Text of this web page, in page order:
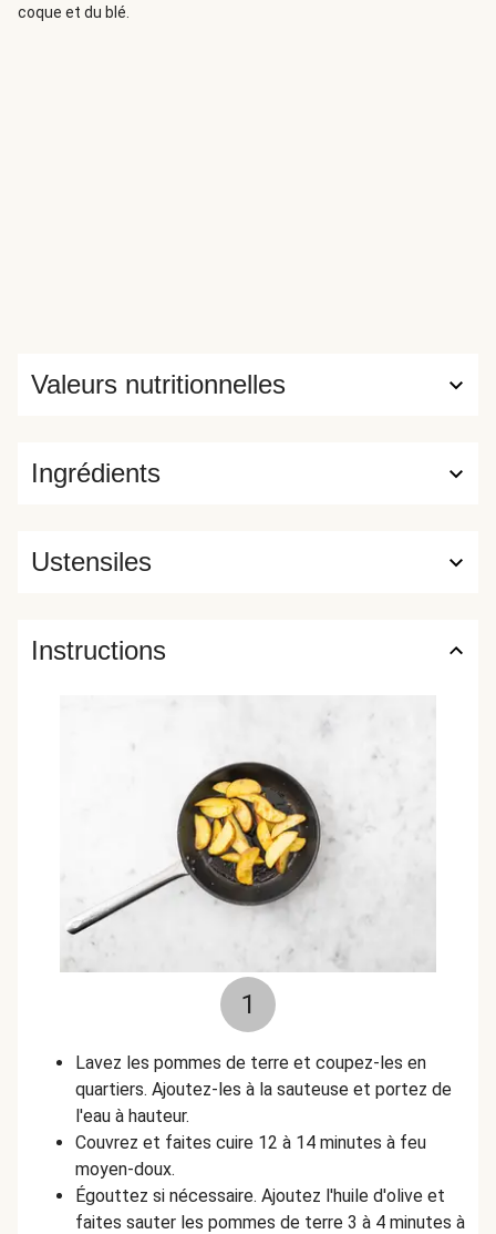
coque et du blé.
Ingrédients
Valeurs nutritionnelles
Ustensiles
Instructions
1
Lavez les pommes de terre et coupez-les en
quartiers. Ajoutez-les à la sauteuse et portez de
l'eau à hauteur.
Couvrez et faites cuire 12 à 14 minutes à feu
moyen-doux.
Égouttez si nécessaire. Ajoutez l'huile d'olive et
faites sauter les pommes de terre 3 à 4 minutes à